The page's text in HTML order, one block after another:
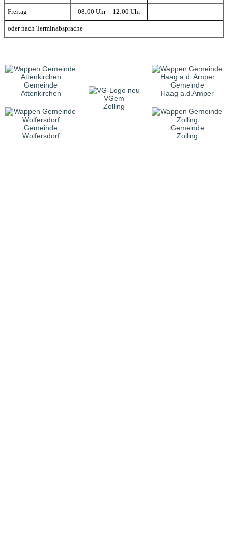
Freitag 08:00 Uhr – 12:00 Uhr
oder nach Terminabsprache
Gemeinde
Attenkirchen
VGem
Zolling
Gemeinde
Haag a.d.Amper
Gemeinde
Wolfersdorf
Gemeinde
Zolling